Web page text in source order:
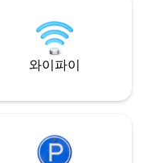
하
히 독립적이며, 친
숙소를 함께 예약
와이파이